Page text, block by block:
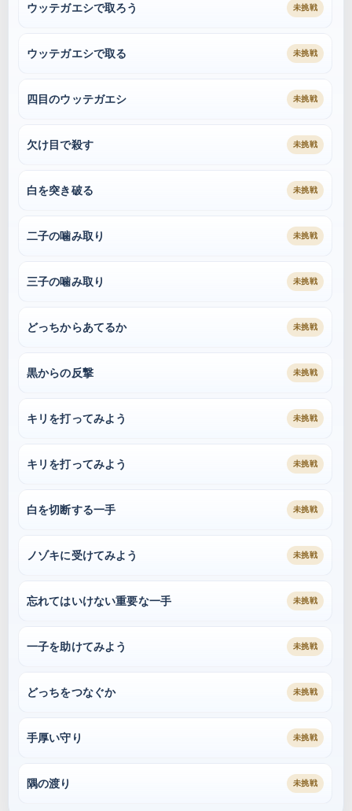
ウッテガエシで取ろう 未挑戦
ウッテガエシで取る 未挑戦
四目のウッテガエシ 未挑戦
欠け目で殺す 未挑戦
白を突き破る 未挑戦
二子の噛み取り 未挑戦
三子の噛み取り 未挑戦
どっちからあてるか 未挑戦
黒からの反撃 未挑戦
キリを打ってみよう 未挑戦
キリを打ってみよう 未挑戦
白を切断する一手 未挑戦
ノゾキに受けてみよう 未挑戦
忘れてはいけない重要な一手 未挑戦
一子を助けてみよう 未挑戦
どっちをつなぐか 未挑戦
手厚い守り 未挑戦
隅の渡り 未挑戦